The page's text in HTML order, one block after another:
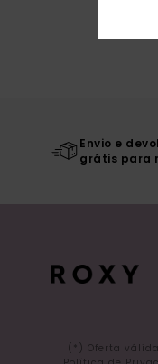
Envio e
grátis para
(*) Oferta